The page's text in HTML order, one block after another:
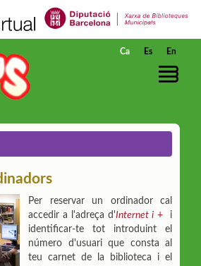
Ca Es En
Per reservar un ordinador cal
accedir a l'adreça d'Internet i + i
identificar-te tot introduint el
número d'usuari que consta al
teu carnet de la biblioteca i el